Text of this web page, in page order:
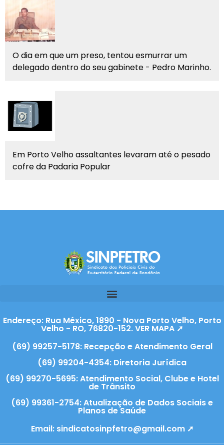
O dia em que um preso, tentou esmurrar um
delegado dentro do seu gabinete - Pedro Marinho.
Em Porto Velho assaltantes levaram até o pesado
cofre da Padaria Popular
Endereço: Rua México, 1890 - Nova Porto Velho, Porto
Velho - RO, 76820-152. VER MAPA ➚
(69) 99257-5178: Recepção e Atendimento Geral
(69) 99204-4354: Diretoria Jurídica
(69) 99270-5695: Atendimento Social, Clube e Hotel
de Trânsito
(69) 99361-2754: Atualização de Dados Sociais e
Planos de Saúde
Email: sindicatosinpfetro@gmail.com ➚